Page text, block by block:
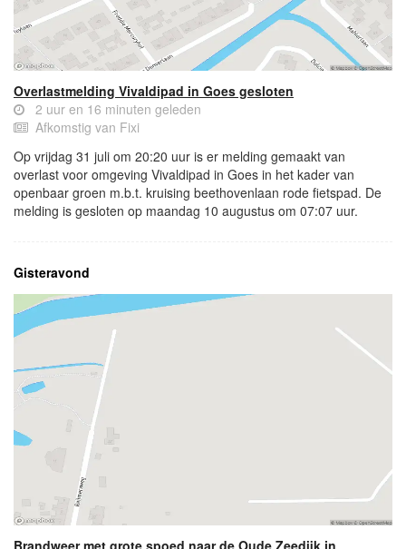
Overlastmelding Vivaldipad in Goes gesloten
2 uur en 16 minuten geleden
Afkomstig van Fixi
Op vrijdag 31 juli om 20:20 uur is er melding gemaakt van
overlast voor omgeving Vivaldipad in Goes in het kader van
openbaar groen m.b.t. kruising beethovenlaan rode fietspad. De
melding is gesloten op maandag 10 augustus om 07:07 uur.
Gisteravond
Brandweer met grote spoed naar de Oude Zeedijk in